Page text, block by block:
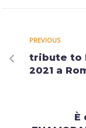
PREVIOUS
tribute to
2021 a
È